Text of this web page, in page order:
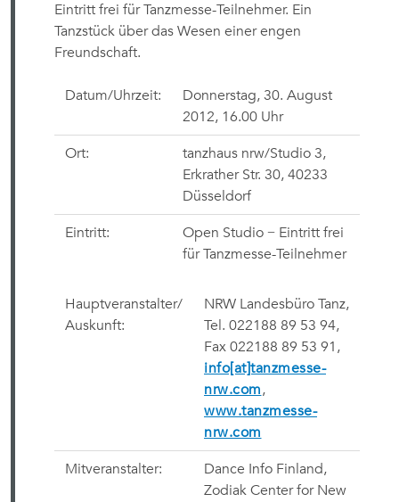
Eintritt frei für Tanzmesse-Teilnehmer. Ein
Tanzstück über das Wesen einer engen
Freundschaft.
Datum/Uhrzeit:
Donnerstag, 30. August
2012, 16.00 Uhr
Ort:
tanzhaus nrw/Studio 3,
Erkrather Str. 30, 40233
Düsseldorf
Eintritt:
Open Studio − Eintritt frei
für Tanzmesse-Teilnehmer
Hauptveranstalter/
Auskunft:
NRW Landesbüro Tanz,
Tel. 022188 89 53 94,
Fax 022188 89 53 91,
info[at]tanzmesse-
nrw.com,
www.tanzmesse-
nrw.com
Mitveranstalter:
Dance Info Finland,
Zodiak Center for New